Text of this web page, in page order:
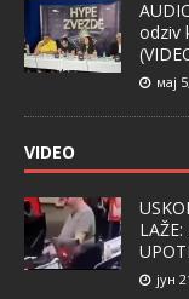
odziv
мај
VIDEO
јун